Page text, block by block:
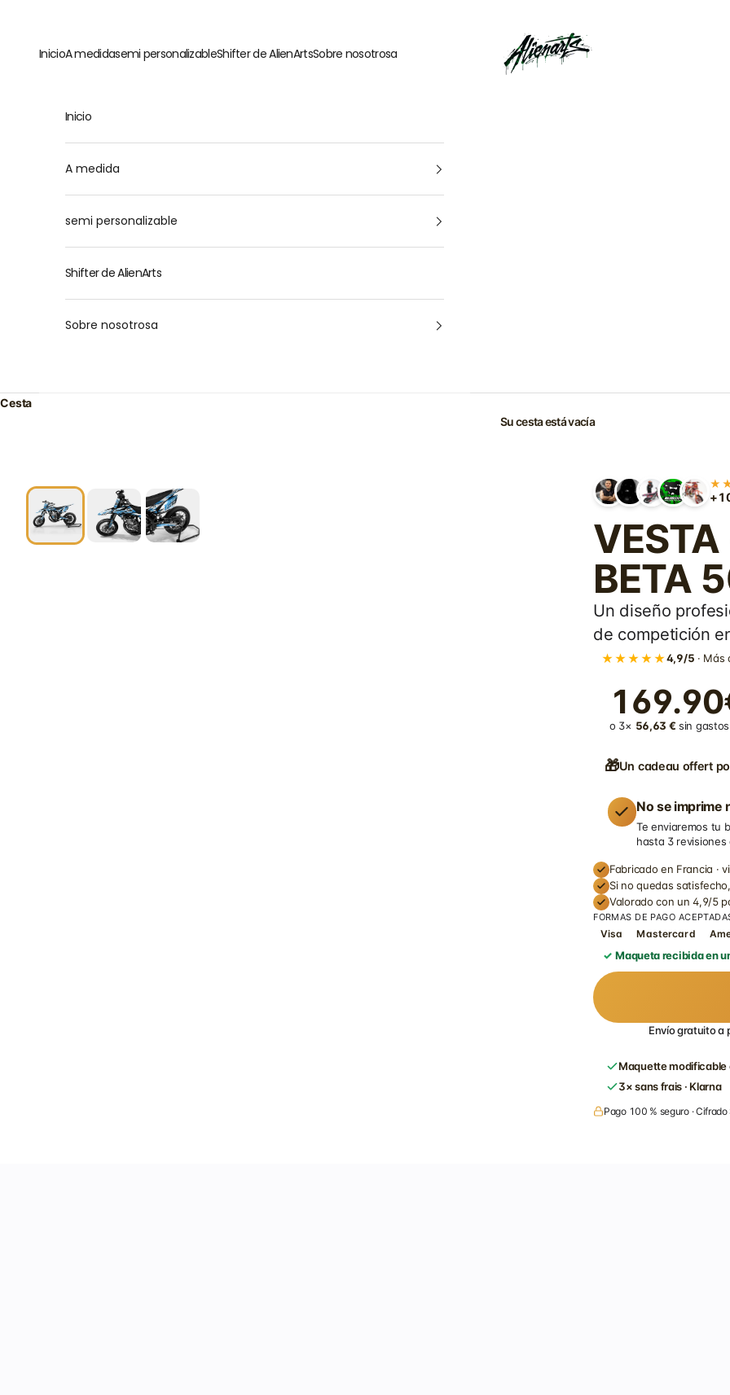
AlienArts
InicioA medidasemi personalizableShifter de AlienArtsSobre nosotrosa
Inicio
A medida
semi personalizable
Shifter de AlienArts
Sobre nosotrosa
Cesta
Su cesta está vacía
BETA
Un diseño
de competición
★★★★★4,9/5 ·
o 3× 56,63 € sin gastos
🎁Un cadeau offert
No se imprime
Te enviaremos tu
hasta 3
Fabricado en Francia ·
Si no quedas
Valorado con un 4,9/5
FORMAS DE PAGO
Visa Mastercard
Maqueta recibida en
Envío gratuito a
Maquette modificable
3× sans frais · Klarna
Pago 100 % seguro · Cifrado
Marca, modelo y año: para que encuentres el kit perfecto para ti.